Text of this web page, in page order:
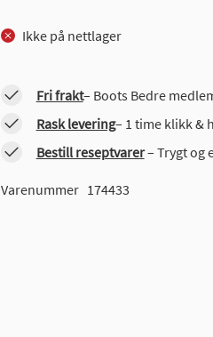
Ikke på nettlager
Fri frakt– Boots Bedre
Rask levering– 1 time klikk &
Bestill reseptvarer– Trygt og
Varenummer 174433